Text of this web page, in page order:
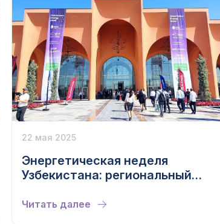
22 мая 2025
Энергетическая неделя
Узбекистана: региональный
усилия
Читать далее